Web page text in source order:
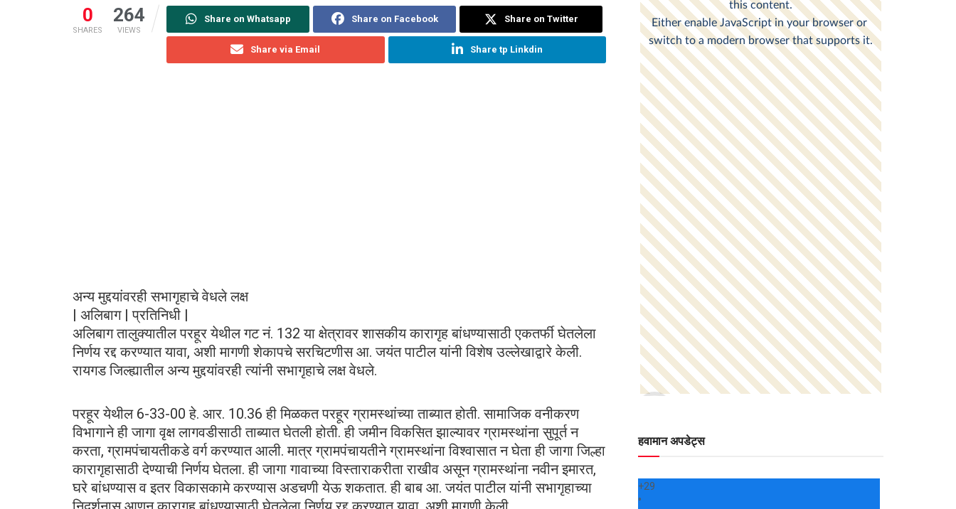
0
SHARES
264
VIEWS
Share on Whatsapp Share on Facebook Share on Twitter
Share via Email Share tp Linkdin
अन्य मुद्दयांवरही सभागृहाचे वेधले लक्ष
| अलिबाग | प्रतिनिधी |
अलिबाग तालुक्यातील परहूर येथील गट नं. 132 या क्षेत्रावर शासकीय कारागृह बांधण्यासाठी एकतर्फी घेतलेला
निर्णय रद्द करण्यात यावा, अशी मागणी शेकापचे सरचिटणीस आ. जयंत पाटील यांनी विशेष उल्लेखाद्वारे केली.
रायगड जिल्ह्यातील अन्य मुद्दयांवरही त्यांनी सभागृहाचे लक्ष वेधले.
परहूर येथील 6-33-00 हे. आर. 10.36 ही मिळकत परहूर ग्रामस्थांच्या ताब्यात होती. सामाजिक वनीकरण
विभागाने ही जागा वृक्ष लागवडीसाठी ताब्यात घेतली होती. ही जमीन विकसित झाल्यावर ग्रामस्थांना सुपूर्त न
करता, ग्रामपंचायतीकडे वर्ग करण्यात आली. मात्र ग्रामपंचायतीने ग्रामस्थांना विश्वासात न घेता ही जागा जिल्हा
कारागृहासाठी देण्याची निर्णय घेतला. ही जागा गावाच्या विस्ताराकरीता राखीव असून ग्रामस्थांना नवीन इमारत,
घरे बांधण्यास व इतर विकासकामे करण्यास अडचणी येऊ शकतात. ही बाब आ. जयंत पाटील यांनी सभागृहाच्या
हवामान अपडेट्स
+29
°